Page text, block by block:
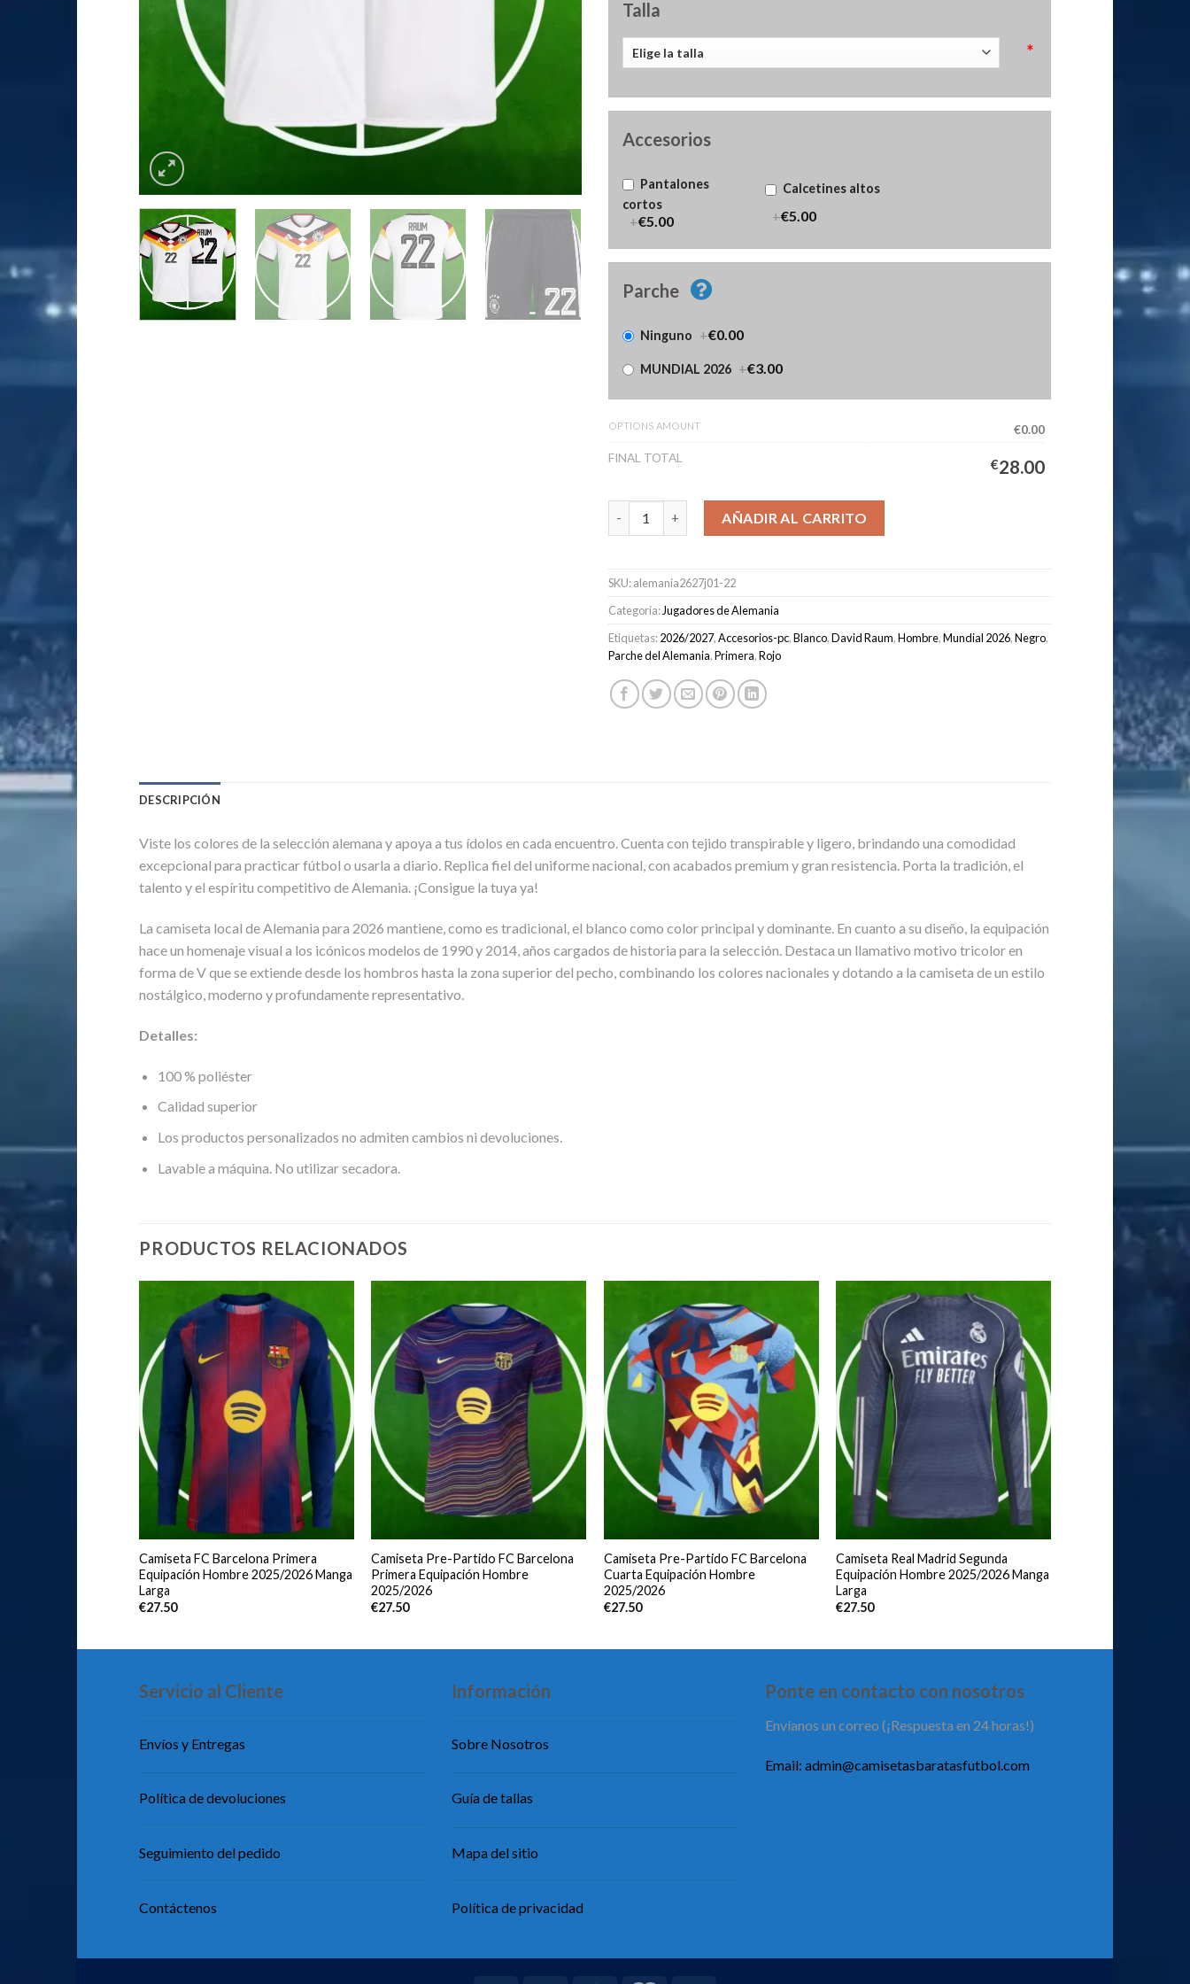
Talla
*
Accesorios
Pantalones
cortos
+€5.00
Calcetines altos
+€5.00
Parche
Ninguno +€0.00
MUNDIAL 2026 +€3.00
OPTIONS AMOUNT
€0.00
FINAL TOTAL
€28.00
Camiseta Alemania Primera Equipación Hombre 2026/2027 - RAUM #22 cantidad
AÑADIR AL CARRITO
SKU:alemania2627j01-22
Categoría: Jugadores de Alemania
Etiquetas:2026/2027,Accesorios-pc,Blanco,David Raum,Hombre,Mundial 2026,Negro,
Parche del Alemania,Primera,Rojo
DESCRIPCIÓN
Viste los colores de la selección alemana y apoya a tus ídolos en cada encuentro. Cuenta con tejido transpirable y ligero, brindando una comodidad
excepcional para practicar fútbol o usarla a diario. Replica fiel del uniforme nacional, con acabados premium y gran resistencia. Porta la tradición, el
talento y el espíritu competitivo de Alemania. ¡Consigue la tuya ya!
La camiseta local de Alemania para 2026 mantiene, como es tradicional, el blanco como color principal y dominante. En cuanto a su diseño, la equipación
hace un homenaje visual a los icónicos modelos de 1990 y 2014, años cargados de historia para la selección. Destaca un llamativo motivo tricolor en
forma de V que se extiende desde los hombros hasta la zona superior del pecho, combinando los colores nacionales y dotando a la camiseta de un estilo
nostálgico, moderno y profundamente representativo.
Detalles:
100 % poliéster
Calidad superior
Los productos personalizados no admiten cambios ni devoluciones.
Lavable a máquina. No utilizar secadora.
PRODUCTOS RELACIONADOS
Camiseta FC Barcelona Primera
Equipación Hombre 2025/2026 Manga
Larga
€27.50
Camiseta Pre-Partido FC Barcelona
Primera Equipación Hombre
2025/2026
€27.50
Camiseta Pre-Partido FC Barcelona
Cuarta Equipación Hombre
2025/2026
€27.50
Camiseta Real Madrid Segunda
Equipación Hombre 2025/2026 Manga
Larga
€27.50
Servicio al Cliente
Envíos y Entregas
Política de devoluciones
Seguimiento del pedido
Contáctenos
Información
Sobre Nosotros
Guía de tallas
Mapa del sitio
Política de privacidad
Ponte en contacto con nosotros
Envíanos un correo (¡Respuesta en 24 horas!)
Email: admin@camisetasbaratasfutbol.com